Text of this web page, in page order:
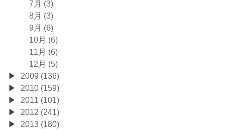
7月 (3)
8月 (3)
9月 (6)
10月 (6)
11月 (6)
12月 (5)
2009 (136)
2010 (159)
2011 (101)
2012 (241)
2013 (180)